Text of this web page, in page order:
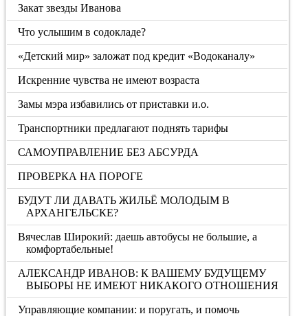
Закат звезды Иванова
Что услышим в содокладе?
«Детский мир» заложат под кредит «Водоканалу»
Искренние чувства не имеют возраста
Замы мэра избавились от приставки и.о.
Транспортники предлагают поднять тарифы
САМОУПРАВЛЕНИЕ БЕЗ АБСУРДА
ПРОВЕРКА НА ПОРОГЕ
БУДУТ ЛИ ДАВАТЬ ЖИЛЬЁ МОЛОДЫМ В
АРХАНГЕЛЬСКЕ?
Вячеслав Широкий: даешь автобусы не большие, а
комфортабельные!
АЛЕКСАНДР ИВАНОВ: К ВАШЕМУ БУДУЩЕМУ
ВЫБОРЫ НЕ ИМЕЮТ НИКАКОГО ОТНОШЕНИЯ
Управляющие компании: и поругать, и помочь